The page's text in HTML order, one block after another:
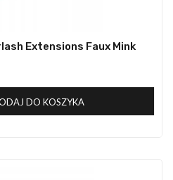
Extensions Faux Mink
DO KOSZYKA